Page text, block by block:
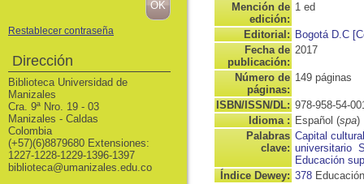
Mención de
edición:
1 ed
Editorial: Bogotá D.C
Fecha de
publicación:
2017
Número de
páginas:
149 páginas
ISBN/ISSN/DL: 978-958-54-
Idioma : Español (spa)
Palabras
clave:
Capital cultural
universitario
Educación
Índice Dewey: 378
Restablecer contraseña
Dirección
Biblioteca Universidad de
Manizales
Cra. 9ª Nro. 19 - 03
Manizales - Caldas
Colombia
(+57)(6)8879680 Extensiones:
1227-1228-1229-1396-1397
biblioteca@umanizales.edu.co